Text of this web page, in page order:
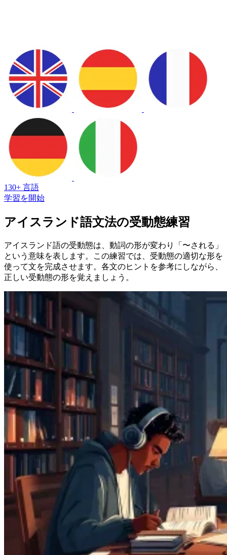
130+ 言語
学習を開始
アイスランド語文法の受動態練習
アイスランド語の受動態は、動詞の形が変わり「〜される」
という意味を表します。この練習では、受動態の適切な形を
使って文を完成させます。各文のヒントを参考にしながら、
正しい受動態の形を覚えましょう。